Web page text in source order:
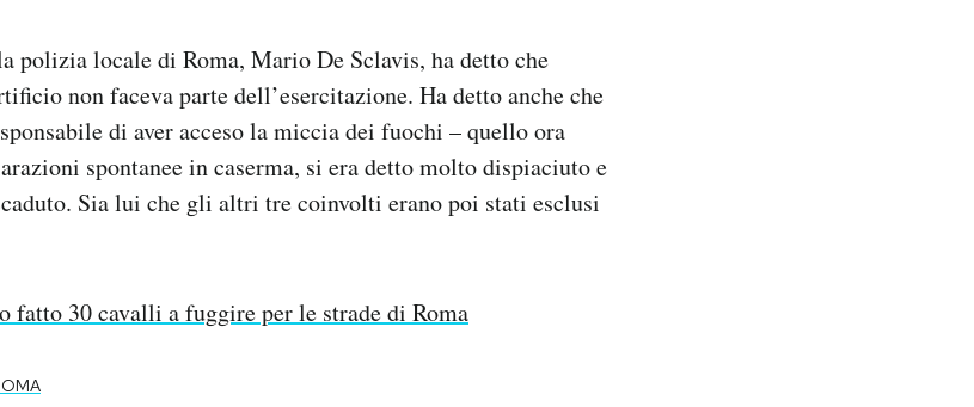
polizia locale di Roma, Mario De Sclavis, ha detto che
non faceva parte dell’esercitazione. Ha detto anche che
di aver acceso la miccia dei fuochi – quello ora
spontanee in caserma, si era detto molto dispiaciuto e
Sia lui che gli altri tre coinvolti erano poi stati esclusi
fatto 30 cavalli a fuggire per le strade di Roma